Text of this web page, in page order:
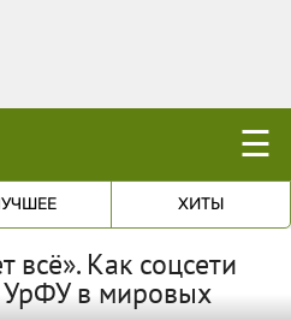
☰
ХИТЫ
всё». Как соцсети
УрФУ в мировых